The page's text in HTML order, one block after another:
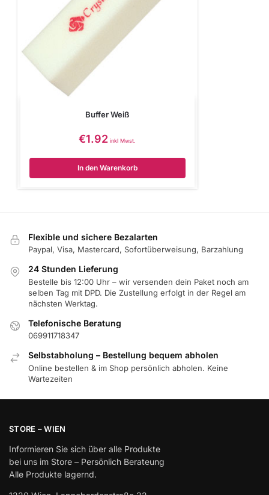
Buffer Weiß
€1.92 inkl Mwst.
In den Warenkorb
Flexible und sichere Bezalarten
Paypal, Visa, Mastercard, Sofortüberweisung, Barzahlung
24 Stunden Lieferung
Bestelle bis 12:00 Uhr – wir versenden dein Paket noch am
selben Tag mit DPD. Die Zustellung erfolgt in der Regel am
nächsten Werktag.
Telefonische Beratung
069911718347
Selbstabholung – Bestellung bequem abholen
Online bestellen & im Shop persönlich abholen. Keine
Wartezeiten
STORE – WIEN
Informieren Sie sich über alle Produkte
bei uns im Store – Persönlich Berateung
Alle Produkte lagernd.